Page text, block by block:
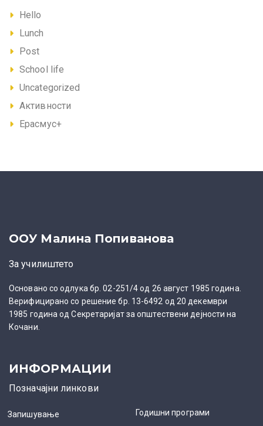
Hello
Lunch
Post
School life
Uncategorized
Активности
Ерасмус+
ООУ Малина Попиванова
За училиштето
Основано со одлука бр. 02-251/4 од 26 август 1985 година.
Верифицирано со решение бр. 13-6492 од 20 декември
1985 година од Секретаријат за општествени дејности на
Кочани.
ИНФОРМАЦИИ
Позначајни линкови
Запишување
Годишни програми